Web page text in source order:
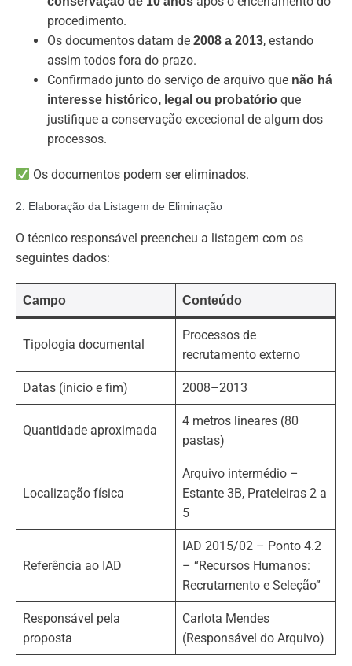
procedimento.
Os documentos datam de 2008 a 2013, estando
assim todos fora do prazo.
Confirmado junto do serviço de arquivo que não há
interesse histórico, legal ou probatório que
justifique a conservação excecional de algum dos
processos.
Os documentos podem ser eliminados.
2. Elaboração da Listagem de Eliminação
O técnico responsável preencheu a listagem com os
seguintes dados:
Campo Conteúdo
Tipologia documental
Processos de
recrutamento externo
Datas (inicio e fim) 2008–2013
Quantidade aproximada
4 metros lineares (80
pastas)
Localização física
Arquivo intermédio –
Estante 3B, Prateleiras 2 a
5
Referência ao IAD
IAD 2015/02 – Ponto 4.2
– “Recursos Humanos:
Recrutamento e Seleção”
Responsável pela
proposta
Carlota Mendes
(Responsável do Arquivo)